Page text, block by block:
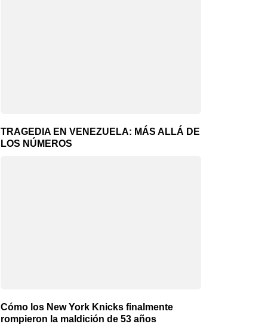
TRAGEDIA EN VENEZUELA: MÁS ALLÁ DE
LOS NÚMEROS
Cómo los New York Knicks finalmente
rompieron la maldición de 53 años